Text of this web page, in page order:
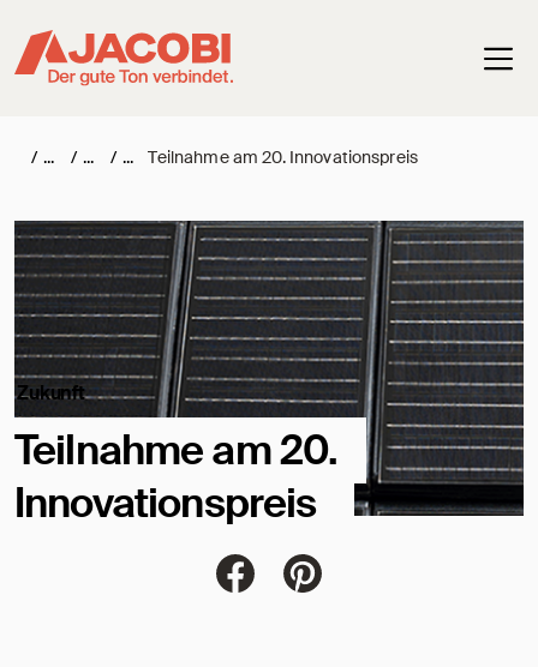
/ / / Teilnahme am 20. Innovationspreis
Teilnahme am 20.
Innovationspreis
Zukunft
Jacobi Dachziegel auf
Jacobi Dachziegel auf